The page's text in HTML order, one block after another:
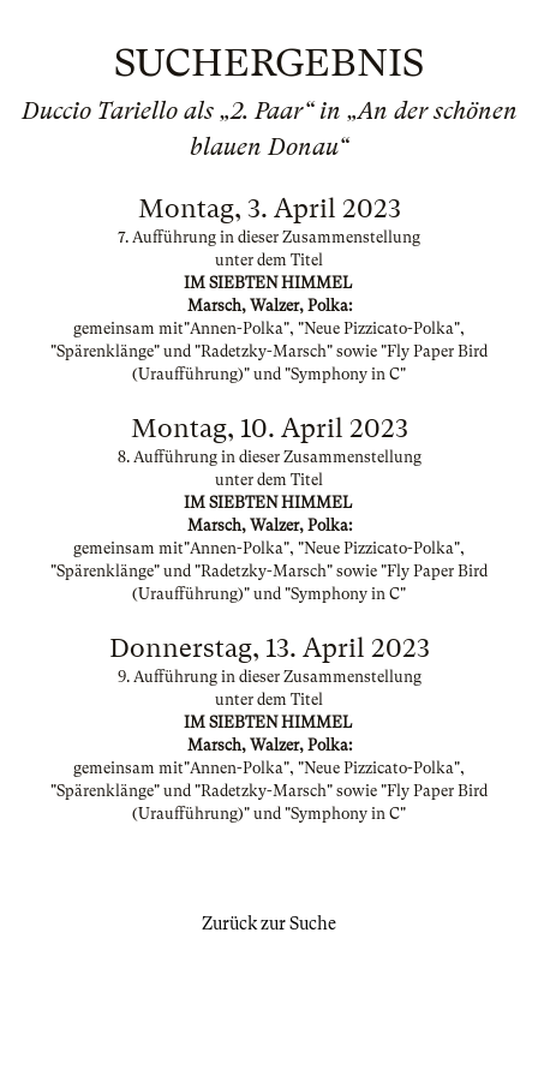
SUCHERGEBNIS
Duccio Tariello als „2. Paar“ in „An der schönen
blauen Donau“
Montag, 3. April 2023
7. Aufführung in dieser Zusammenstellung
unter dem Titel
IM SIEBTEN HIMMEL
Marsch, Walzer, Polka:
gemeinsam mit"Annen-Polka", "Neue Pizzicato-Polka",
"Spärenklänge" und "Radetzky-Marsch" sowie "Fly Paper Bird
(Uraufführung)" und "Symphony in C"
Montag, 10. April 2023
8. Aufführung in dieser Zusammenstellung
unter dem Titel
IM SIEBTEN HIMMEL
Marsch, Walzer, Polka:
gemeinsam mit"Annen-Polka", "Neue Pizzicato-Polka",
"Spärenklänge" und "Radetzky-Marsch" sowie "Fly Paper Bird
(Uraufführung)" und "Symphony in C"
Donnerstag, 13. April 2023
9. Aufführung in dieser Zusammenstellung
unter dem Titel
IM SIEBTEN HIMMEL
Marsch, Walzer, Polka:
gemeinsam mit"Annen-Polka", "Neue Pizzicato-Polka",
"Spärenklänge" und "Radetzky-Marsch" sowie "Fly Paper Bird
(Uraufführung)" und "Symphony in C"
Zurück zur Suche